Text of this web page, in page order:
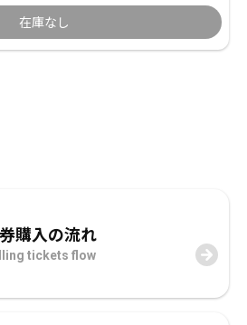
券の買取価格を検索
在
す。
在庫なし
購入の流れ
tickets flow